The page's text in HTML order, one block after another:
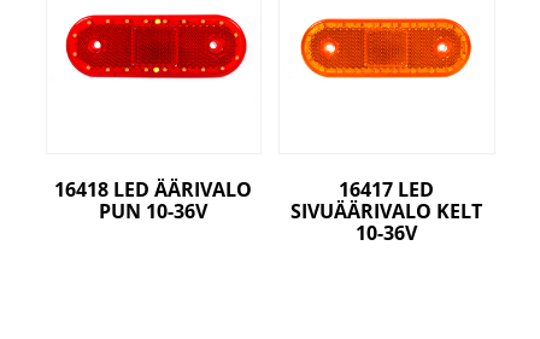
16418 LED ÄÄRIVALO
PUN 10-36V
16417 LED
SIVUÄÄRIVALO KELT
10-36V